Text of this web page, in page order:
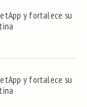
y fortalece su
y fortalece su